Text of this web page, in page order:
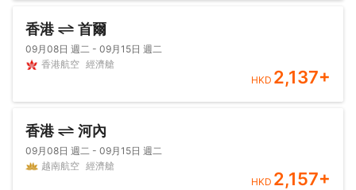
香港 首爾
09月08日 週二 - 09月15日 週二
香港航空 經濟艙
HKD 2,137+
香港 河內
09月08日 週二 - 09月15日 週二
越南航空 經濟艙
HKD 2,157+